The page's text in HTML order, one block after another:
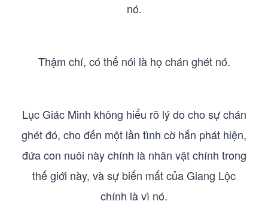
nó.
Thậm chí, có thể nói là họ chán ghét nó.
Lục Giác Minh không hiểu rõ lý do cho sự chán
ghét đó, cho đến một lần tình cờ hắn phát hiện,
đứa con nuôi này chính là nhân vật chính trong
thế giới này, và sự biến mất của Giang Lộc
chính là vì nó.